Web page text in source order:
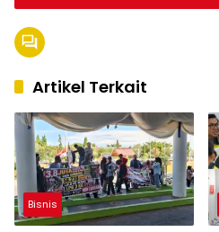
Artikel Terkait
Bisnis